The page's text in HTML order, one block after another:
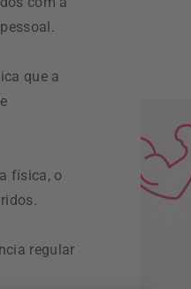
que a
física, o
regular